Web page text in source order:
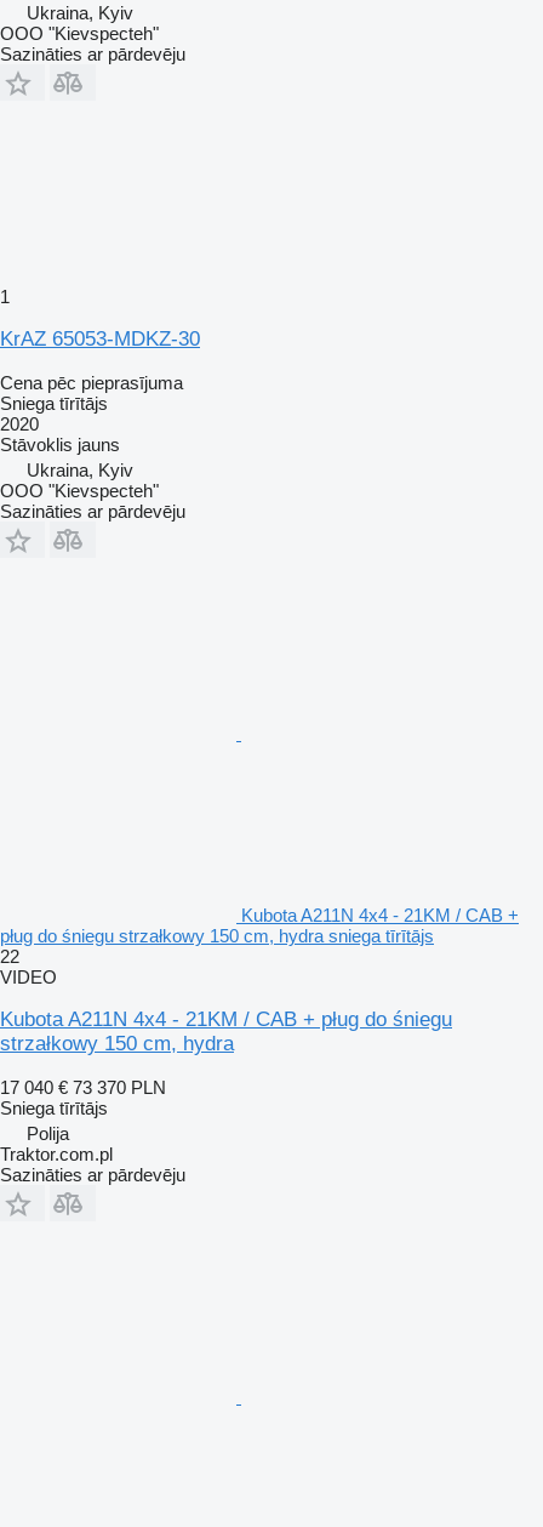
Ukraina, Kyiv
OOO "Kievspecteh"
Sazināties ar pārdevēju
1
KrAZ 65053-MDKZ-30
Cena pēc pieprasījuma
Sniega tīrītājs
2020
Stāvoklis jauns
Ukraina, Kyiv
OOO "Kievspecteh"
Sazināties ar pārdevēju
Kubota A211N 4x4 - 21KM / CAB +
pług do śniegu strzałkowy 150 cm, hydra sniega tīrītājs
22
VIDEO
Kubota A211N 4x4 - 21KM / CAB + pług do śniegu
strzałkowy 150 cm, hydra
17 040 € 73 370 PLN
Sniega tīrītājs
Polija
Traktor.com.pl
Sazināties ar pārdevēju